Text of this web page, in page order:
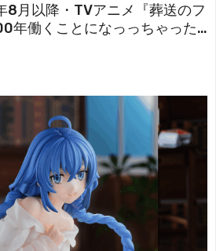
月以降・TVアニメ『葬送のフ
年働くことになっっちゃった
化！